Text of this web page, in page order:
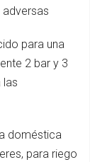
para una
2 bar y 3
las
doméstica
para riego